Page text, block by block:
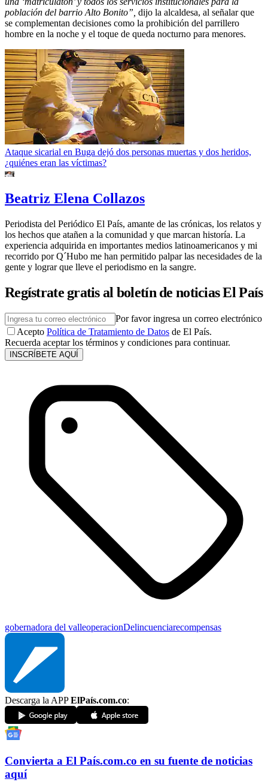
población del barrio Alto Bonito”, dijo la alcaldesa, al señalar que
se complementan decisiones como la prohibición del parrillero
hombre en la noche y el toque de queda nocturno para menores.
Ataque sicarial en Buga dejó dos personas muertas y dos heridos,
¿quiénes eran las víctimas?
Beatriz Elena Collazos
Periodista del Periódico El País, amante de las crónicas, los relatos y
los hechos que atañen a la comunidad y que marcan historía. La
experiencia adquirida en importantes medios latinoamericanos y mi
recorrido por Q´Hubo me han permitido palpar las necesidades de la
gente y lograr que lleve el periodismo en la sangre.
Regístrate gratis al boletín de noticias El País
Por favor ingresa un correo electrónico
Acepto Política de Tratamiento de Datos de El País.
Recuerda aceptar los términos y condiciones para continuar.
INSCRÍBETE AQUÍ
gobernadora del valleoperacionDelincuenciarecompensas
Descarga la APPElPaís.com.co:
Convierta a El País.com.co en su fuente de noticias
aquí